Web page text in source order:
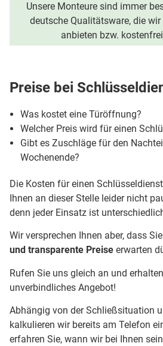
Unsere Monteure sind immer
deutsche Qualitätsware, die
anbieten bzw.
Preise bei
Was kostet eine Türöffnung?
Welcher Preis wird für einen
Gibt es Zuschläge für den
Wochenende?
Die Kosten für einen
Ihnen an dieser Stelle leider nicht
denn jeder Einsatz ist
Wir versprechen Ihnen aber, dass
und transparente Preise erwarten
Rufen Sie uns gleich an und
unverbindliches Angebot!
Abhängig von der Schließsituation
kalkulieren wir bereits am Telefon
erfahren Sie, wann wir bei Ihnen